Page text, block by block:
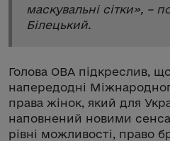
маскувальні сітки», –
Білецький.
Голова ОВА підкреслив,
напередодні
права жінок, який для
наповнений новими
рівні можливості, право